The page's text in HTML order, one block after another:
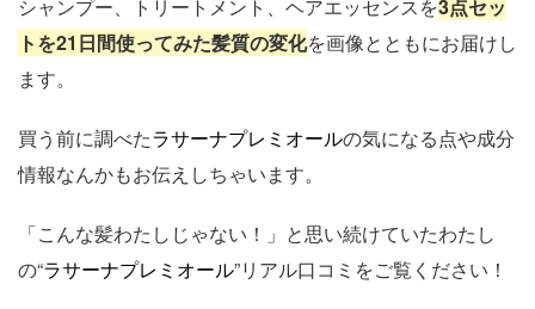
シャンプー、トリートメント、ヘアエッセンスを3点セッ
トを21日間使ってみた髪質の変化を画像とともにお届けし
ます。
買う前に調べたラサーナプレミオールの気になる点や成分
情報なんかもお伝えしちゃいます。
「こんな髪わたしじゃない！」と思い続けていたわたし
の“ラサーナプレミオール”リアル口コミをご覧ください！